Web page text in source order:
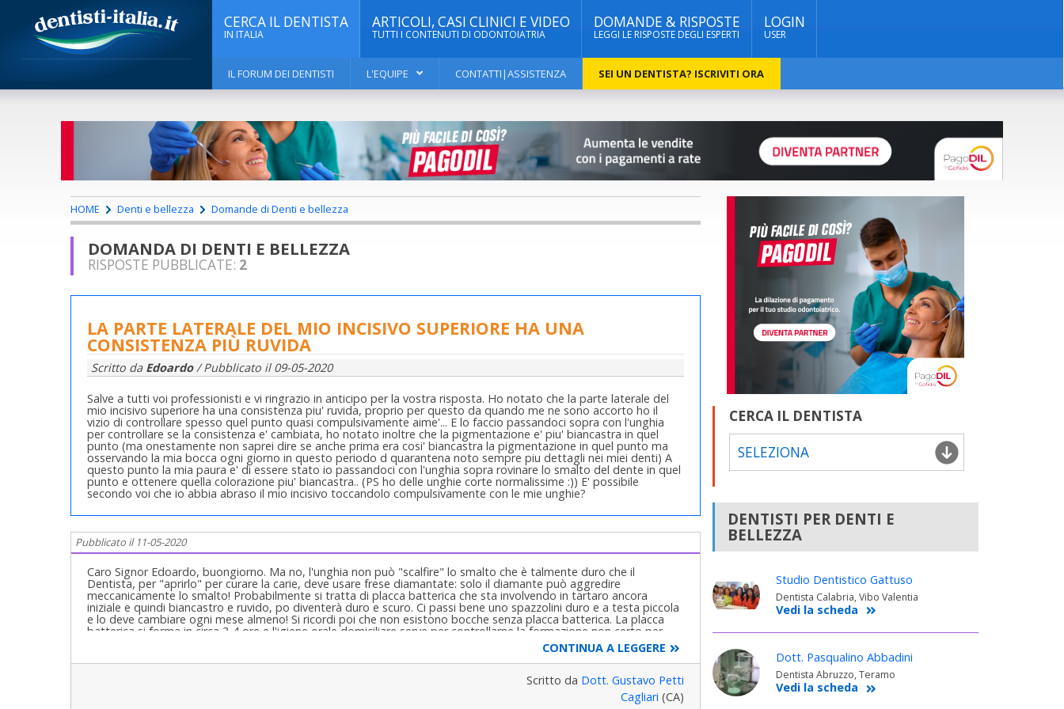
CERCA IL DENTISTA
IN ITALIA
ARTICOLI, CASI CLINICI E VIDEO
TUTTI I CONTENUTI DI ODONTOIATRIA
DOMANDE & RISPOSTE
LEGGI LE RISPOSTE DEGLI ESPERTI
LOGIN
USER
IL FORUM DEI DENTISTI L'EQUIPE CONTATTI|ASSISTENZA SEI UN DENTISTA? ISCRIVITI ORA
HOME Denti e bellezza Domande di Denti e bellezza
DOMANDA DI DENTI E BELLEZZA
RISPOSTE PUBBLICATE: 2
LA PARTE LATERALE DEL MIO INCISIVO SUPERIORE HA UNA
CONSISTENZA PIÙ RUVIDA
Scritto da Edoardo/ Pubblicato il 09-05-2020
Salve a tutti voi professionisti e vi ringrazio in anticipo per la vostra risposta. Ho notato che la parte laterale del
mio incisivo superiore ha una consistenza piu' ruvida, proprio per questo da quando me ne sono accorto ho il
vizio di controllare spesso quel punto quasi compulsivamente aime'... E lo faccio passandoci sopra con l'unghia
per controllare se la consistenza e' cambiata, ho notato inoltre che la pigmentazione e' piu' biancastra in quel
punto (ma onestamente non saprei dire se anche prima era cosi' biancastra la pigmentazione in quel punto ma
osservando la mia bocca ogni giorno in questo periodo d quarantena noto sempre piu dettagli nei miei denti) A
questo punto la mia paura e' di essere stato io passandoci con l'unghia sopra rovinare lo smalto del dente in quel
punto e ottenere quella colorazione piu' biancastra.. (PS ho delle unghie corte normalissime :)) E' possibile
secondo voi che io abbia abraso il mio incisivo toccandolo compulsivamente con le mie unghie?
Pubblicato il 11-05-2020
Caro Signor Edoardo, buongiorno. Ma no, l'unghia non può "scalfire" lo smalto che è talmente duro che il
Dentista, per "aprirlo" per curare la carie, deve usare frese diamantate: solo il diamante può aggredire
meccanicamente lo smalto! Probabilmente si tratta di placca batterica che sta involvendo in tartaro ancora
iniziale e quindi biancastro e ruvido, po diventerà duro e scuro. Ci passi bene uno spazzolini duro e a testa piccola
e lo deve cambiare ogni mese almeno! Si ricordi poi che non esistono bocche senza placca batterica. La placca
batterica si forma in circa 3-4 ore e l'igiene orale domiciliare serve per controllarne la formazione non certo per
eliminarla totalmente. Faccia una prova: compri in farmacia le pasticchette rivelatrici di placca, ne sciolga una in
bocca passando la saliva e la lingua su tutti i denti, sulla faccia esterna, interna e sopra masticante e si guardi allo
specchio. Se vedrà colore su denti, colletti, gengive, lingua, quella è placca batterica! Solo se non vedesse colore
significherebbe che non ci sarebbe placca. allora passi uno scovolino tipo cotonfioc nei solchi gengivali e veda se
si colora perché allora la placca sarebbe lì! Faccia la prova e poi mi dica! Ricordi anche di pulire il dorso della lingua
dove si annida la placca con dedicati spazzolini piatti che trova in farmacia! Usi il filo interdentale per pulire gli
CONTINUA A LEGGERE
Scritto da Dott. Gustavo Petti
Cagliari (CA)
CERCA IL DENTISTA
SELEZIONA
DENTISTI PER DENTI E
BELLEZZA
Studio Dentistico Gattuso
Dentista Calabria, Vibo Valentia
Vedi la scheda
Dott. Pasqualino Abbadini
Dentista Abruzzo, Teramo
Vedi la scheda